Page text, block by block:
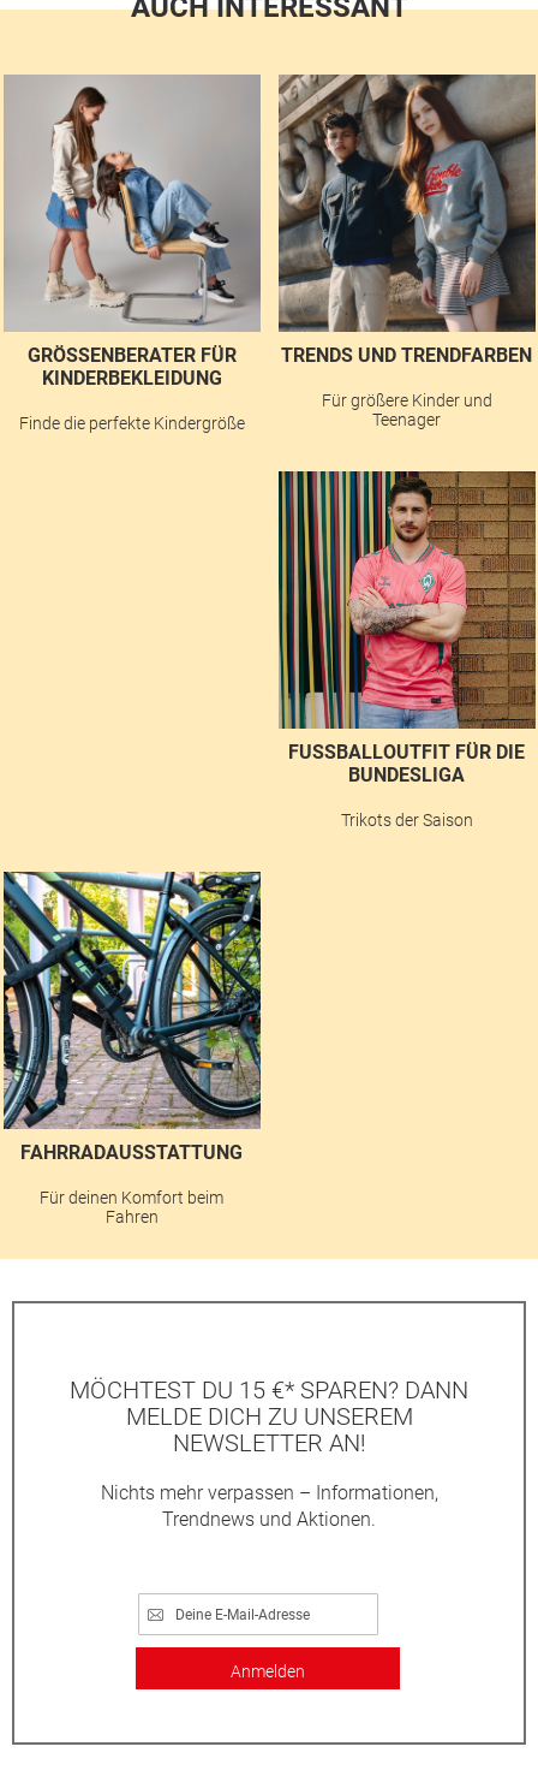
AUCH INTERESSANT
GRÖSSENBERATER FÜR K
INDERBEKLEIDUNG
Finde die perfekte Kindergröße
TRENDS UND TRENDFARBEN
Für größere Kinder und
Teenager
FUSSBALLOUTFIT FÜR DIE B
UNDESLIGA
Trikots der Saison
FAHRRADAUSSTATTUNG
Für deinen Komfort beim
Fahren
MÖCHTEST DU 15 €* SPAREN? DANN
MELDE DICH ZU UNSEREM
NEWSLETTER AN!
Nichts mehr verpassen – Informationen,
Trendnews und Aktionen.
Anmelden